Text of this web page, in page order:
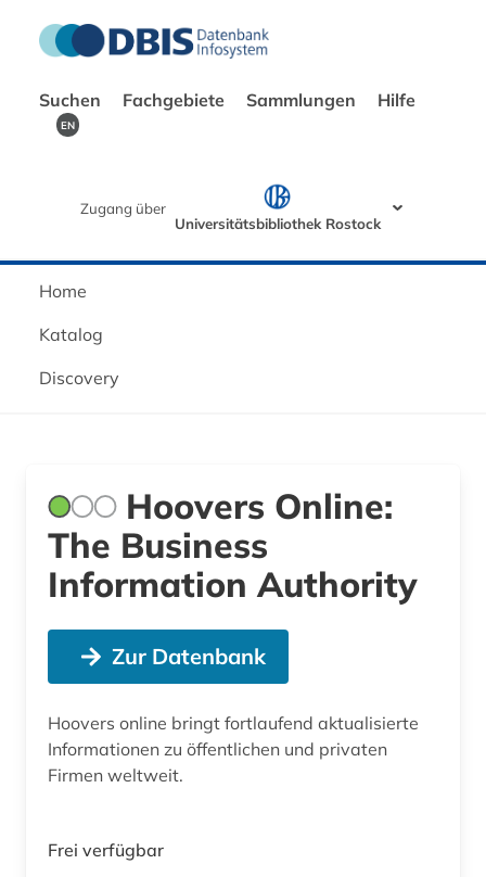
Suchen Fachgebiete Sammlungen Hilfe
EN
Zugang über
Universitätsbibliothek Rostock
Home
Katalog
Discovery
Hoovers Online:
The Business
Information Authority
Zur Datenbank
Hoovers online bringt fortlaufend aktualisierte
Informationen zu öffentlichen und privaten
Firmen weltweit.
Frei verfügbar